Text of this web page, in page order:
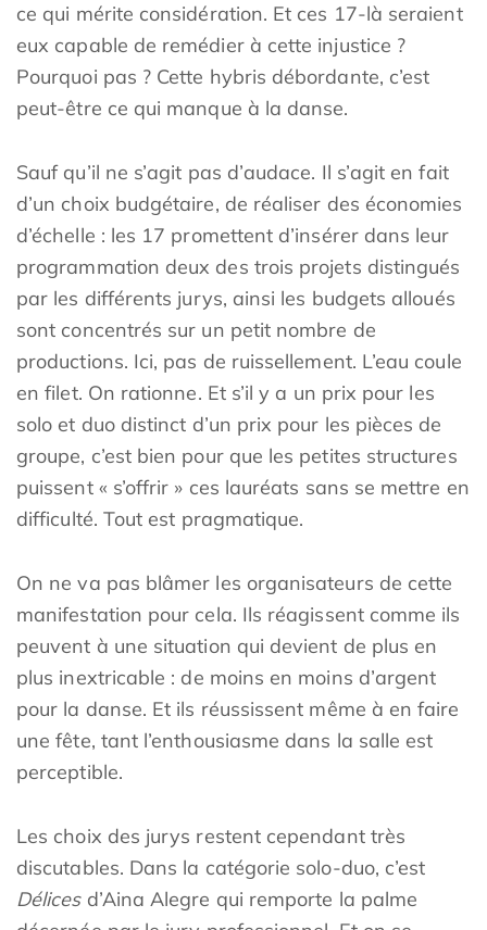
ce qui mérite considération. Et ces 17-là seraient
eux capable de remédier à cette injustice ?
Pourquoi pas ? Cette hybris débordante, c’est
peut-être ce qui manque à la danse.
Sauf qu’il ne s’agit pas d’audace. Il s’agit en fait
d’un choix budgétaire, de réaliser des économies
d’échelle : les 17 promettent d’insérer dans leur
programmation deux des trois projets distingués
par les différents jurys, ainsi les budgets alloués
sont concentrés sur un petit nombre de
productions. Ici, pas de ruissellement. L’eau coule
en filet. On rationne. Et s’il y a un prix pour les
solo et duo distinct d’un prix pour les pièces de
groupe, c’est bien pour que les petites structures
puissent « s’offrir » ces lauréats sans se mettre en
difficulté. Tout est pragmatique.
On ne va pas blâmer les organisateurs de cette
manifestation pour cela. Ils réagissent comme ils
peuvent à une situation qui devient de plus en
plus inextricable : de moins en moins d’argent
pour la danse. Et ils réussissent même à en faire
une fête, tant l’enthousiasme dans la salle est
perceptible.
Les choix des jurys restent cependant très
discutables. Dans la catégorie solo-duo, c’est
Délicesd’Aina Alegre qui remporte la palme